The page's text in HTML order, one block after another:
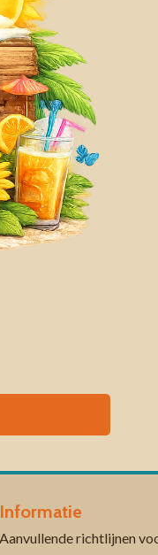
Informatie